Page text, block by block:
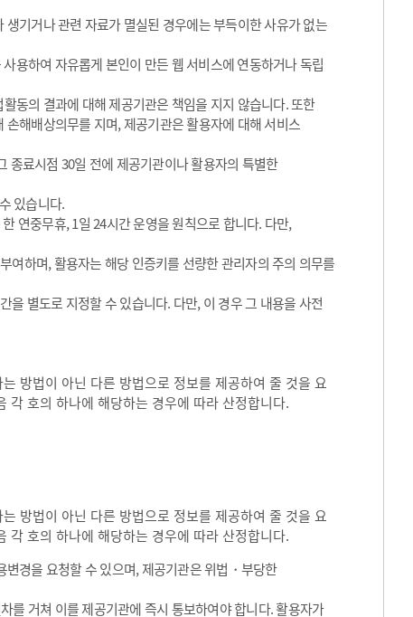
기거나 관련 자료가 멸실된 경우에는 부득이한 사유가 없는
용하여 자유롭게 본인이 만든 웹 서비스에 연동하거나 독립
동의 결과에 대해 제공기관은 책임을 지지 않습니다. 또한
해배상의무를 지며, 제공기관은 활용자에 대해 서비스
종료시점 30일 전에 제공기관이나 활용자의 특별한
있습니다.
연중무휴, 1일 24시간 운영을 원칙으로 합니다. 다만,
여하며, 활용자는 해당 인증키를 선량한 관리자의 주의 의무를
별도로 지정할 수 있습니다. 다만, 이 경우 그 내용을 사전
방법이 아닌 다른 방법으로 정보를 제공하여 줄 것을 요
각 호의 하나에 해당하는 경우에 따라 산정합니다.
방법이 아닌 다른 방법으로 정보를 제공하여 줄 것을 요
각 호의 하나에 해당하는 경우에 따라 산정합니다.
경을 요청할 수 있으며, 제공기관은 위법・부당한
를 거쳐 이를 제공기관에 즉시 통보하여야 합니다. 활용자가